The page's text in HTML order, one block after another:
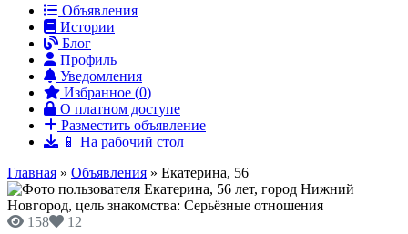
Объявления
Истории
Блог
Профиль
Уведомления
Избранное (0)
О платном доступе
Разместить объявление
📱 На рабочий стол
Главная » Объявления » Екатерина, 56
158 12